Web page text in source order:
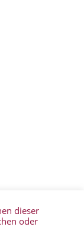
dieser
oder